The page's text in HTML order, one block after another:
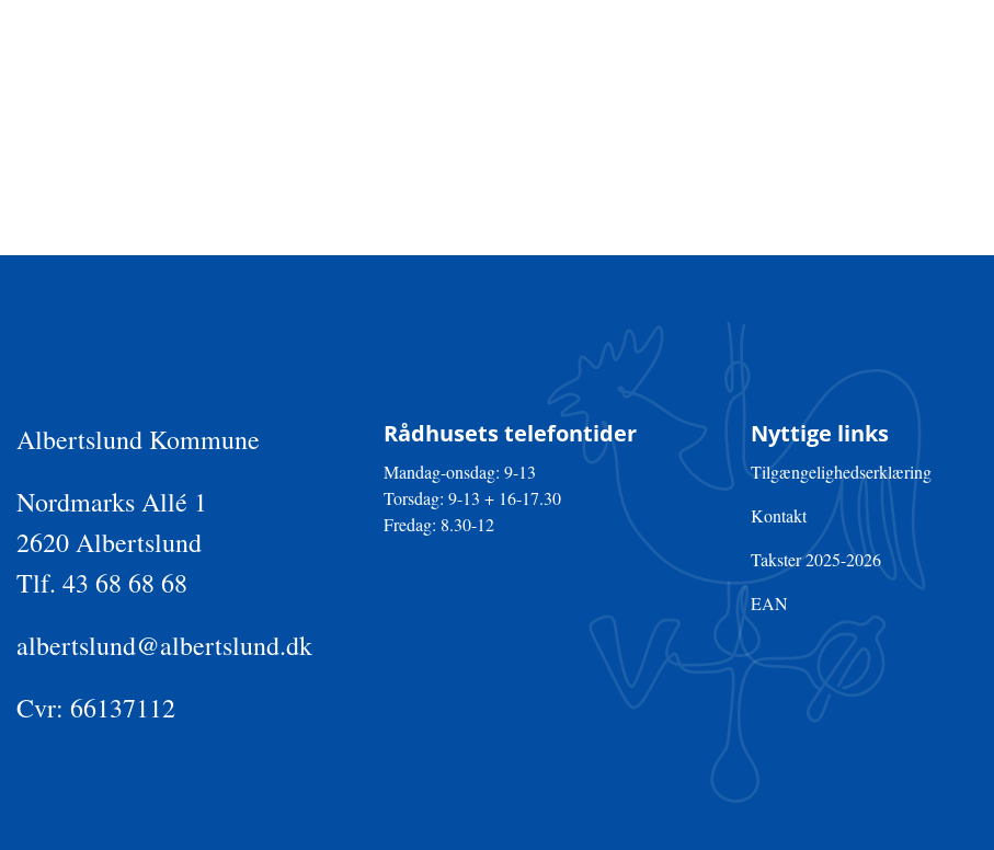
Albertslund Kommune
Nordmarks Allé 1
2620 Albertslund
Tlf. 43 68 68 68
albertslund@albertslund.dk
Cvr: 66137112
Rådhusets telefontider
Mandag-onsdag: 9-13
Torsdag: 9-13 + 16-17.30
Fredag: 8.30-12
Nyttige links
Tilgængelighedserklæring
Kontakt
Takster 2025-2026
EAN